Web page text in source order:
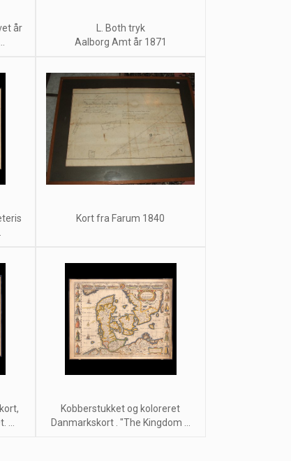
år
L. Both tryk
Aalborg Amt år 1871
Kort fra Farum 1840
Kobberstukket og koloreret
Danmarkskort . "The Kingdom ...